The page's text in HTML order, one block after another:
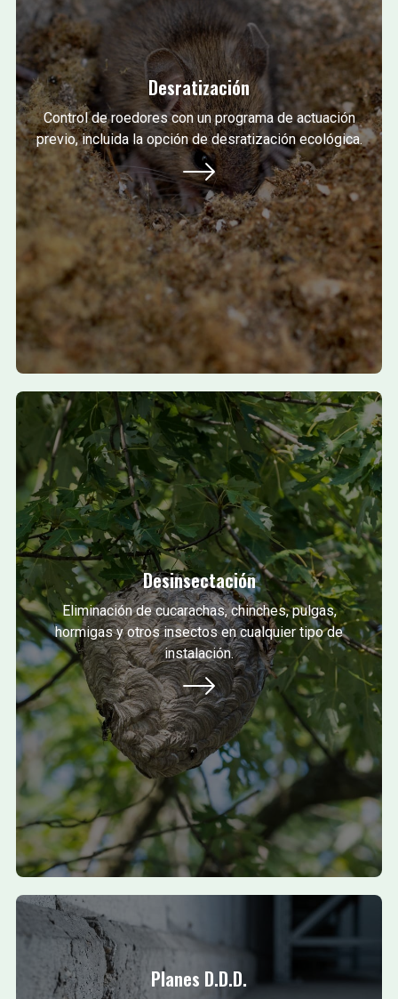
Desratización
Control de roedores con un programa de actuación
previo, incluida la opción de desratización ecológica.
Desinsectación
Eliminación de cucarachas, chinches, pulgas,
hormigas y otros insectos en cualquier tipo de
instalación.
Planes D.D.D.